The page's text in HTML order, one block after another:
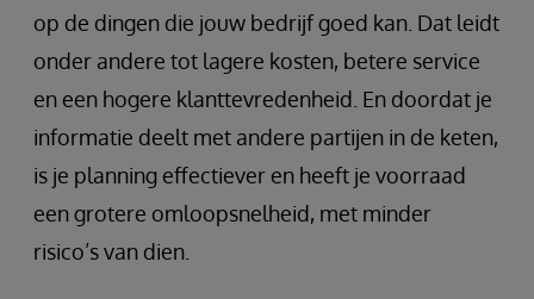
op de dingen die jouw bedrijf goed kan. Dat leidt
onder andere tot lagere kosten, betere service
en een hogere klanttevredenheid. En doordat je
informatie deelt met andere partijen in de keten,
is je planning effectiever en heeft je voorraad
een grotere omloopsnelheid, met minder
risico’s van dien.